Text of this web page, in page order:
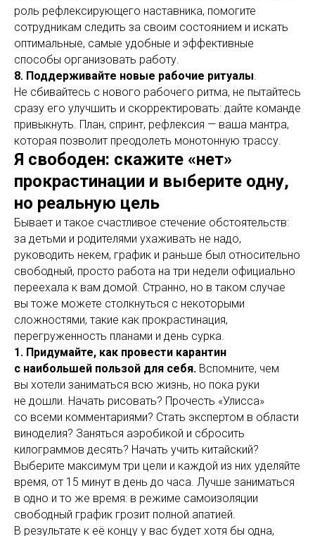
роль рефлексирующего наставника, помогите
сотрудникам следить за своим состоянием и искать
оптимальные, самые удобные и эффективные
способы организовать работу.
8. Поддерживайте новые рабочие ритуалы.
Не сбивайтесь с нового рабочего ритма, не пытайтесь
сразу его улучшить и скорректировать: дайте команде
привыкнуть. План, спринт, рефлексия — ваша мантра,
которая позволит преодолеть монотонную трассу.
Я свободен: скажите «нет»
прокрастинации и выберите одну,
но реальную цель
Бывает и такое счастливое стечение обстоятельств:
за детьми и родителями ухаживать не надо,
руководить некем, график и раньше был относительно
свободный, просто работа на три недели официально
переехала к вам домой. Странно, но в таком случае
вы тоже можете столкнуться с некоторыми
сложностями, такие как прокрастинация,
перегруженность планами и день сурка.
1. Придумайте, как провести карантин
с наибольшей пользой для себя. Вспомните, чем
вы хотели заниматься всю жизнь, но пока руки
не дошли. Начать рисовать? Прочесть «Улисса»
со всеми комментариями? Стать экспертом в области
виноделия? Заняться аэробикой и сбросить
килограммов десять? Начать учить китайский?
Выберите максимум три цели и каждой из них уделяйте
время, от 15 минут в день до часа. Лучше заниматься
в одно и то же время: в режиме самоизоляции
свободный график грозит полной апатией.
В результате к её концу у вас будет хотя бы одна,